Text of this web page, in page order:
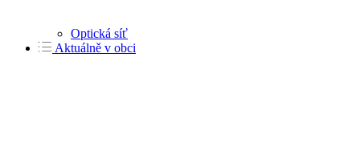
Optická síť
Aktuálně v obci